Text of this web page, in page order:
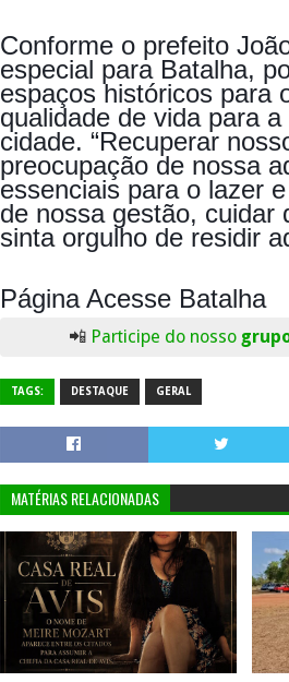
Conforme o prefeito
especial para Batalha,
espaços históricos para
qualidade de vida para
cidade. “Recuperar
preocupação de nossa
essenciais para o lazer
de nossa gestão, cuidar
sinta orgulho de residir
Página Acesse Batalha
📲 Participe do nosso
TAGS: DESTAQUE GERAL
MATÉRIAS RELACIONADAS